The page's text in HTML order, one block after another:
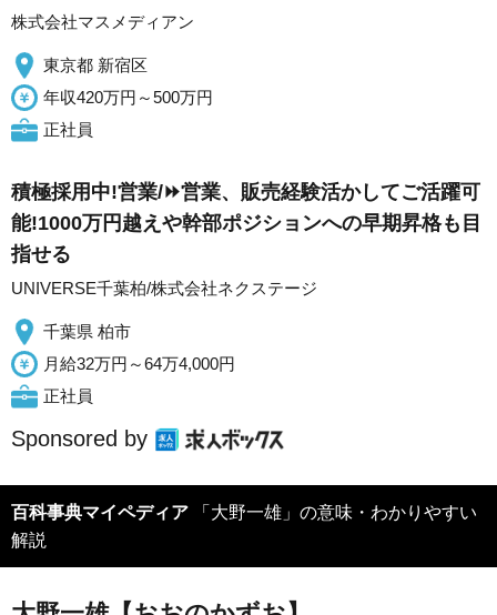
株式会社マスメディアン
東京都 新宿区
年収420万円～500万円
正社員
積極採用中!営業/⏩️営業、販売経験活かしてご活躍可
能!1000万円越えや幹部ポジションへの早期昇格も目
指せる
UNIVERSE千葉柏/株式会社ネクステージ
千葉県 柏市
月給32万円～64万4,000円
正社員
Sponsored by
百科事典マイペディア
解説